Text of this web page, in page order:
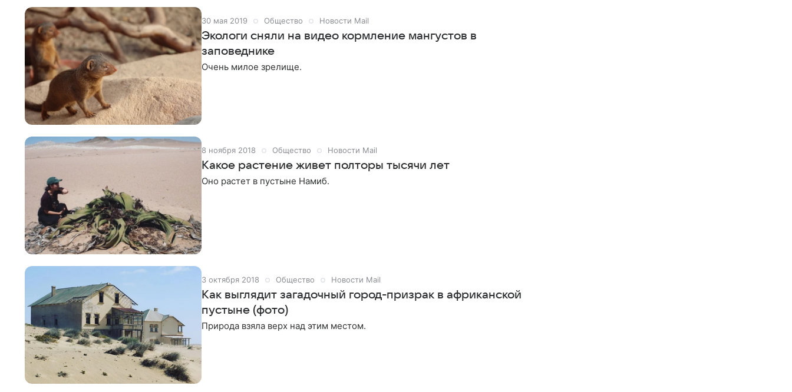
30 мая 2019 Общество Новости Mail
Экологи сняли на видео кормление мангустов в
заповеднике
Очень милое зрелище.
8 ноября 2018 Общество Новости Mail
Какое растение живет полторы тысячи лет
Оно растет в пустыне Намиб.
3 октября 2018 Общество Новости Mail
Как выглядит загадочный город-призрак в африканской
пустыне (фото)
Природа взяла верх над этим местом.